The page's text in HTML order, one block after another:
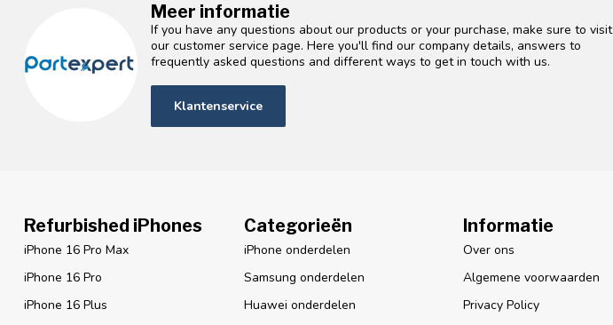
Meer informatie
If you have any questions about our products or your purchase, make sure to visit
our customer service page. Here you'll find our company details, answers to
frequently asked questions and different ways to get in touch with us.
Klantenservice
Refurbished iPhones
iPhone 16 Pro Max
iPhone 16 Pro
iPhone 16 Plus
Categorieën
iPhone onderdelen
Samsung onderdelen
Huawei onderdelen
Informatie
Over ons
Algemene voorwaarden
Privacy Policy